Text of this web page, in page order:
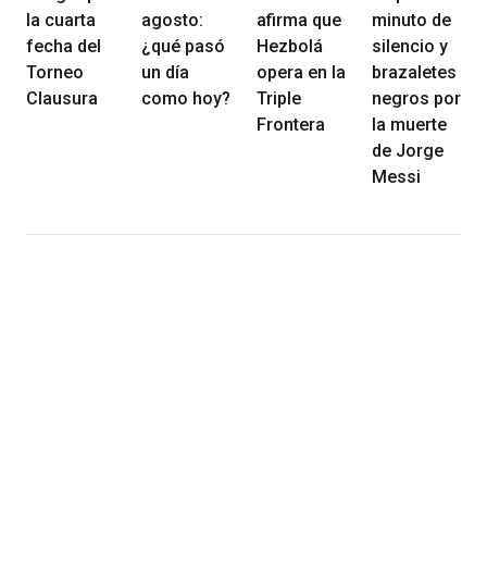
la cuarta
fecha del
Torneo
Clausura
agosto:
¿qué pasó
un día
como hoy?
afirma que
Hezbolá
opera en la
Triple
Frontera
minuto de
silencio y
brazaletes
negros por
la muerte
de Jorge
Messi